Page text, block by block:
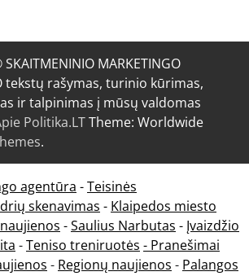
MARKETINGO
tekstų rašymas, turinio kūrimas,
ir talpinimas į mūsų valdomas
Politika.LTTheme: Worldwide
.
agentūra -Teisinės
skenavimas - Klaipedos miesto
-Saulius Narbutas - Įvaizdžio
-Teniso treniruotės - Pranešimai
- Regionų naujienos - Palangos